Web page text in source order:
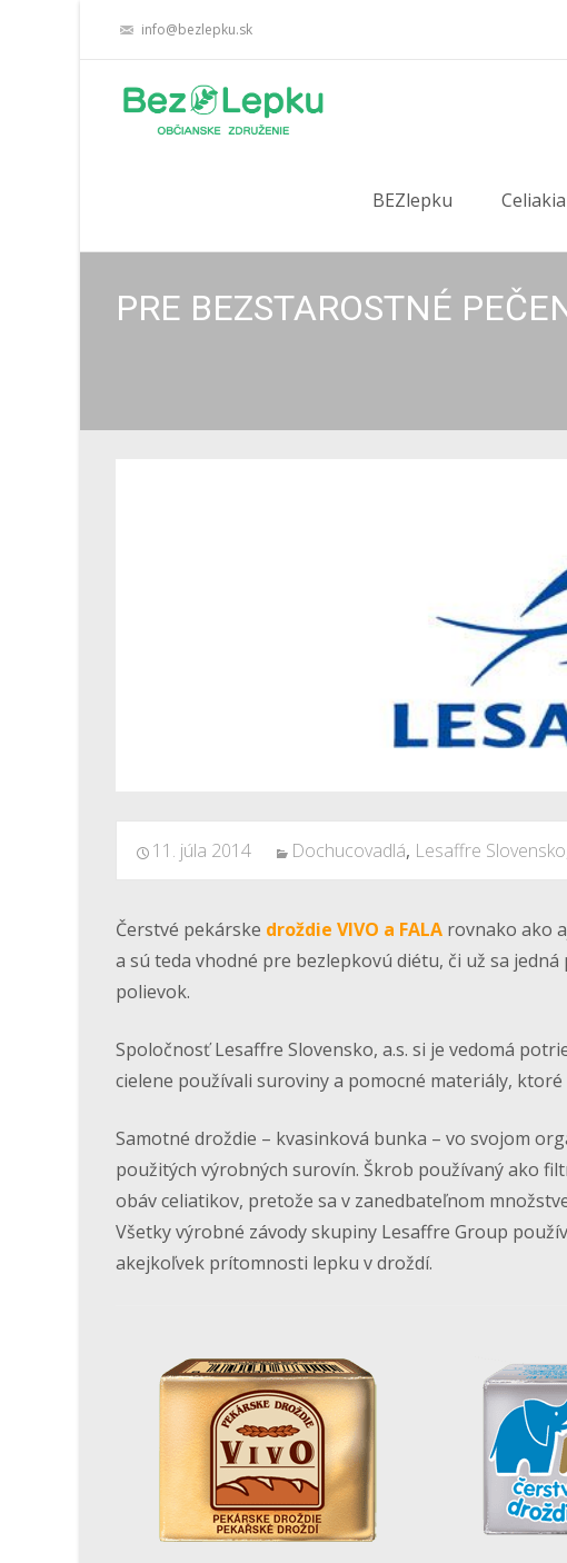
info@bezlepku.sk
BEZlepku Celiakia
PRE BEZSTAROSTNÉ
11. júla 2014 Dochucovadlá, Lesaffre
Čerstvé pekárske droždie VIVO a FALA rovnako ako
a sú teda vhodné pre bezlepkovú diétu, či už sa
polievok.
Spoločnosť Lesaffre Slovensko, a.s. si je vedomá
cielene používali suroviny a pomocné materiály,
Samotné droždie – kvasinková bunka – vo svojom
použitých výrobných surovín. Škrob používaný ako
obáv celiatikov, pretože sa v zanedbateľnom
Všetky výrobné závody skupiny Lesaffre Group
akejkoľvek prítomnosti lepku v droždí.